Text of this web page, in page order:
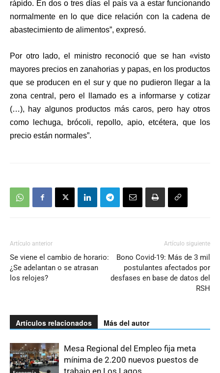
rápido. En dos o tres días el país va a estar funcionando
normalmente en lo que dice relación con la cadena de
abastecimiento de alimentos”, expresó.
Por otro lado, el ministro reconoció que se han «visto
mayores precios en zanahorias y papas, en los productos
que se producen en el sur y que no pudieron llegar a la
zona central, pero el llamado es a informarse y cotizar
(…), hay algunos productos más caros, pero hay otros
como lechuga, brócoli, repollo, apio, etcétera, que los
precio están normales”.
Artículo anterior
Se viene el cambio de horario:
¿Se adelantan o se atrasan
los relojes?
Artículo siguiente
Bono Covid-19: Más de 3 mil
postulantes afectados por
desfases en base de datos del
RSH
Artículos relacionados Más del autor
Mesa Regional del Empleo fija meta
mínima de 2.200 nuevos puestos de